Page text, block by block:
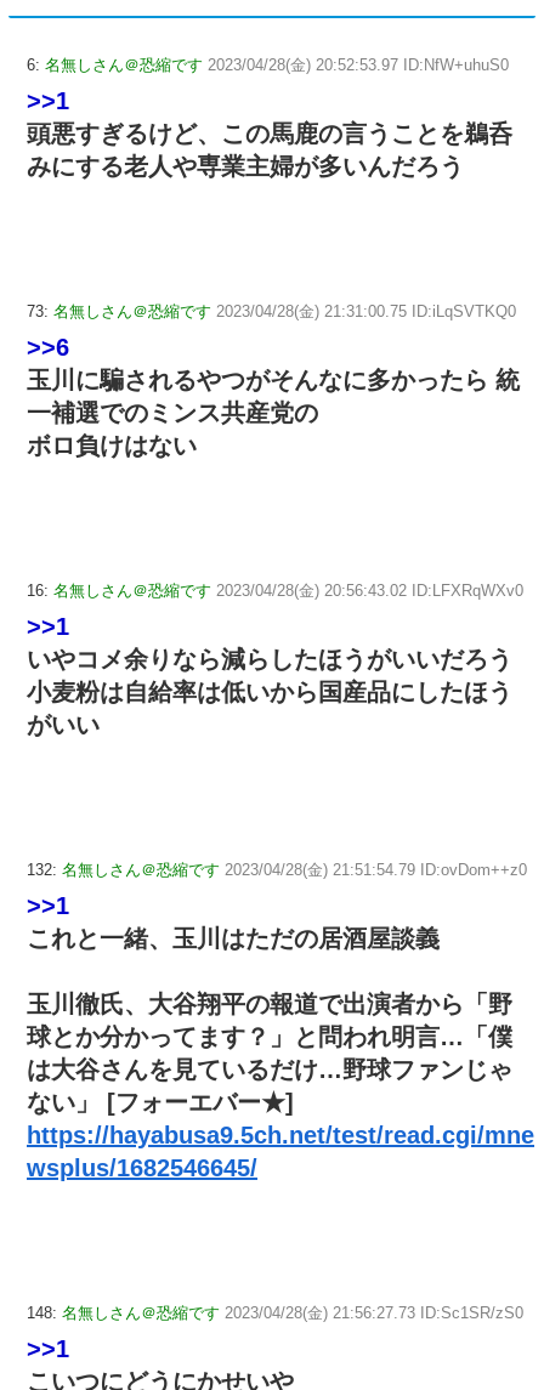
6: 名無しさん＠恐縮です 2023/04/28(金) 20:52:53.97 ID:NfW+uhuS0
>>1
頭悪すぎるけど、この馬鹿の言うことを鵜呑
みにする老人や専業主婦が多いんだろう
73: 名無しさん＠恐縮です 2023/04/28(金) 21:31:00.75 ID:iLqSVTKQ0
>>6
玉川に騙されるやつがそんなに多かったら 統
一補選でのミンス共産党の
ボロ負けはない
16: 名無しさん＠恐縮です 2023/04/28(金) 20:56:43.02 ID:LFXRqWXv0
>>1
いやコメ余りなら減らしたほうがいいだろう
小麦粉は自給率は低いから国産品にしたほう
がいい
132: 名無しさん＠恐縮です 2023/04/28(金) 21:51:54.79 ID:ovDom++z0
>>1
これと一緒、玉川はただの居酒屋談義
玉川徹氏、大谷翔平の報道で出演者から「野
球とか分かってます？」と問われ明言…「僕
は大谷さんを見ているだけ…野球ファンじゃ
ない」 [フォーエバー★]
https://hayabusa9.5ch.net/test/read.cgi/mne
wsplus/1682546645/
148: 名無しさん＠恐縮です 2023/04/28(金) 21:56:27.73 ID:Sc1SR/zS0
>>1
こいつにどうにかせいや